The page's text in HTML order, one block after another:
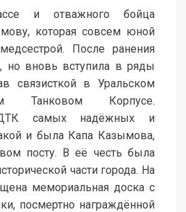
и отважного бойца
которая совсем юной
После ранения
но вновь вступила в ряды
связисткой в Уральском
Танковом Корпусе.
самых надёжных и
и была Капа Казымова,
посту. В её честь была
части города. На
мемориальная доска с
посмертно награждённой